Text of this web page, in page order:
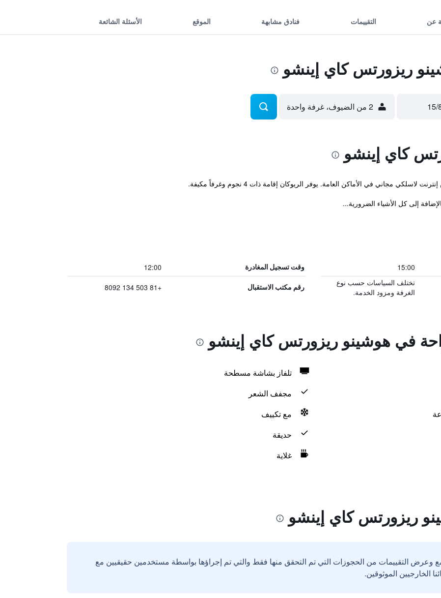
عن التقييمات فنادق مشابهة الموقع الأسئلة الشائعة
ريزورتس كاي إينشو
2 من الضيوف، غرفة واحدة
كاي إينشو
مجاني في الأماكن العامة. يوفر الريوكان إقامة ذات 4 نجوم وغرفاً مكيفة.
إلى كل الأشياء الضرورية...
15:00 وقت تسجيل المغادرة 12:00
تختلف السياسات حسب نوع
الغرفة ومزود الخدمة.
رقم مكتب الاستقبال +81 503 134 8092
في هوشينو ريزورتس كاي إينشو
تلفاز بشاشة مسطحة
مجفف الشعر
مع تكييف
حديقة
غلاية
ريزورتس كاي إينشو
وعرض التقييمات من الحجوزات التي تم التحقق منها فقط والتي تم إجراؤها بواسطة مستخدمين حقيقيين مع